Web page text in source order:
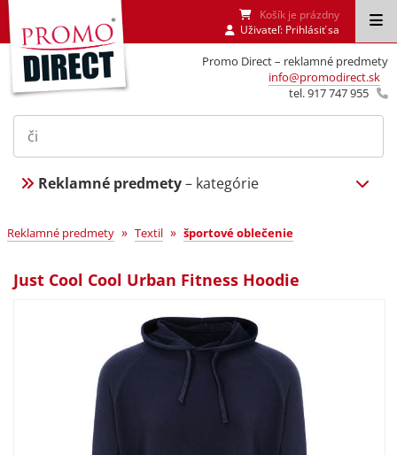
Promo Direct – reklamné predmety
info@promodirect.sk
tel. 917 747 955
Košík je prázdny
Uživateľ: Prihlásiť sa
Reklamné predmety– kategórie
Reklamné predmety » Textil » športové oblečenie
Just Cool Cool Urban Fitness Hoodie